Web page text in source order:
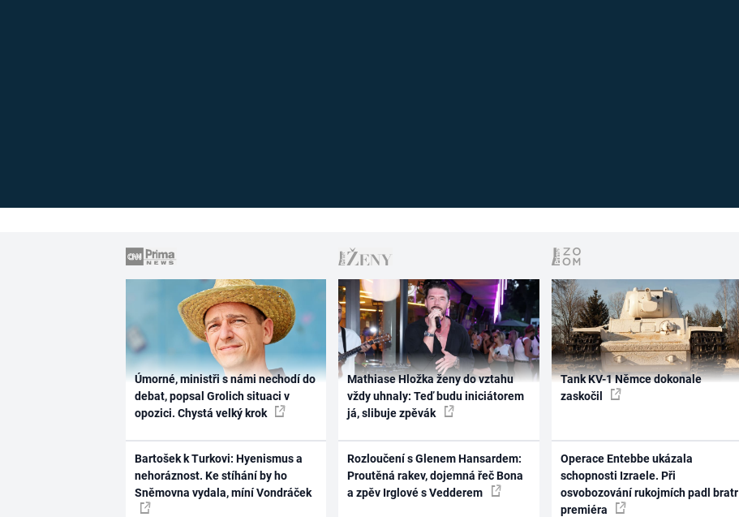
Úmorné, ministři s námi nechodí do
debat, popsal Grolich situaci v
opozici. Chystá velký krok
Bartošek k Turkovi: Hyenismus a
nehoráznost. Ke stíhání by ho
Sněmovna vydala, míní Vondráček
Mathiase Hložka ženy do vztahu
vždy uhnaly: Teď budu iniciátorem
já, slibuje zpěvák
Rozloučení s Glenem Hansardem:
Proutěná rakev, dojemná řeč Bona
a zpěv Irglové s Vedderem
Tank KV-1 Němce dokonale
zaskočil
Operace Entebbe ukázala
schopnosti Izraele. Při
osvobozování rukojmích padl bratr
premiéra